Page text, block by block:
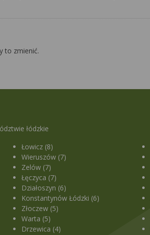
to zmienić.
łódzkie
Łowicz (8)
Wieruszów (7)
Zelów (7)
Łęczyca (7)
Działoszyn (6)
Konstantynów Łódzki (6)
Złoczew (5)
Warta (5)
Drzewica (4)